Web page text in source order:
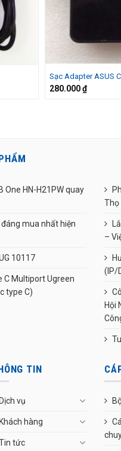
Sạc Adapter ASUS
280.000₫
One HN-H21PW quay
mua nhất hiện
10117
C Multiport Ugreen
type C)
Thọ
–
(IP/
Hội
TIN
vụ
hàng
tức